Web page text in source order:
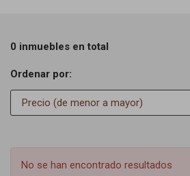
0 inmuebles en total
Ordenar por:
No se han encontrado resultados